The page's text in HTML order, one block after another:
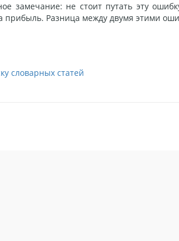
замечание: не стоит путать эту
прибыль. Разница между двумя этими
словарных статей